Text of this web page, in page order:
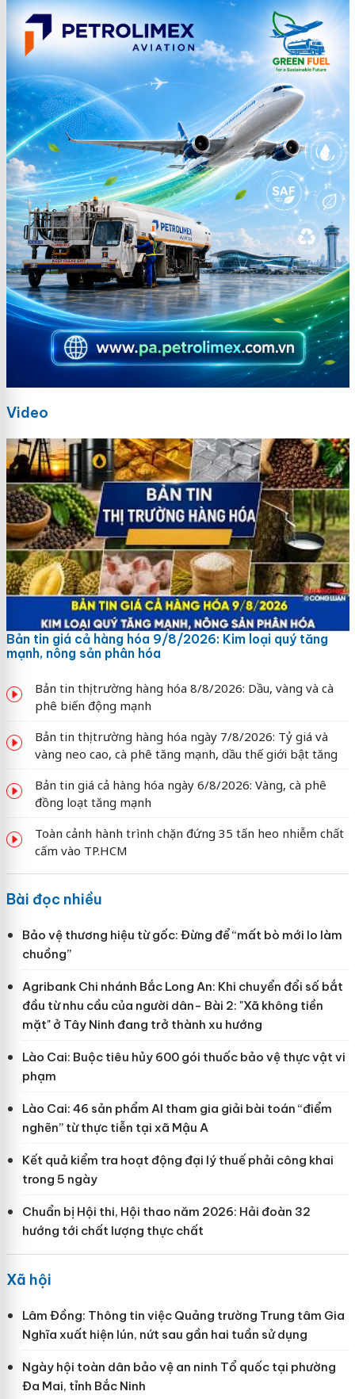
Video
Bản tin giá cả hàng hóa 9/8/2026: Kim loại quý tăng
mạnh, nông sản phân hóa
Bản tin thị trường hàng hóa 8/8/2026: Dầu, vàng và cà
phê biến động mạnh
Bản tin thị trường hàng hóa ngày 7/8/2026: Tỷ giá và
vàng neo cao, cà phê tăng mạnh, dầu thế giới bật tăng
Bản tin giá cả hàng hóa ngày 6/8/2026: Vàng, cà phê
đồng loạt tăng mạnh
Toàn cảnh hành trình chặn đứng 35 tấn heo nhiễm chất
cấm vào TP.HCM
Bài đọc nhiều
Bảo vệ thương hiệu từ gốc: Đừng để “mất bò mới lo làm
chuồng”
Agribank Chi nhánh Bắc Long An: Khi chuyển đổi số bắt
đầu từ nhu cầu của người dân- Bài 2: "Xã không tiền
mặt" ở Tây Ninh đang trở thành xu hướng
Lào Cai: Buộc tiêu hủy 600 gói thuốc bảo vệ thực vật vi
phạm
Lào Cai: 46 sản phẩm AI tham gia giải bài toán “điểm
nghẽn” từ thực tiễn tại xã Mậu A
Kết quả kiểm tra hoạt động đại lý thuế phải công khai
trong 5 ngày
Chuẩn bị Hội thi, Hội thao năm 2026: Hải đoàn 32
hướng tới chất lượng thực chất
Xã hội
Lâm Đồng: Thông tin việc Quảng trường Trung tâm Gia
Nghĩa xuất hiện lún, nứt sau gần hai tuần sử dụng
Ngày hội toàn dân bảo vệ an ninh Tổ quốc tại phường
Đa Mai, tỉnh Bắc Ninh